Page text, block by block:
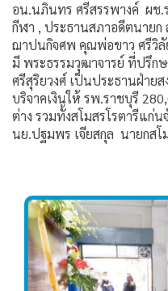
อน.นภินทร ศรีสรรพางค์ ผช.
กีฬา , ประธานสภาอดีตนาย
ฌาปนกิจศพ คุณพ่อขาว ศรีวิลั
มี พระธรรมวุฒาจารย์ ที่ปรึกษ
ศรีสุริยวงศ์ เป็นประธานฝ่าย
บริจาคเงินให้ รพ.ราชบุรี
ต่าง รวมทั้งสโมสรโรตารีแ
นย.ปฐมพร เจียสกุล นายกส